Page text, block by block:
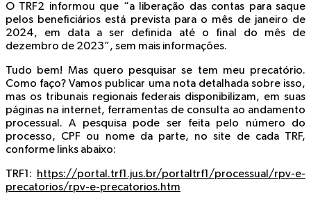
O TRF2 informou que “a liberação das contas para saque
pelos beneficiários está prevista para o mês de janeiro de
2024, em data a ser definida até o final do mês de
dezembro de 2023”, sem mais informações.
Tudo bem! Mas quero pesquisar se tem meu precatório.
Como faço? Vamos publicar uma nota detalhada sobre isso,
mas os tribunais regionais federais disponibilizam, em suas
páginas na internet, ferramentas de consulta ao andamento
processual. A pesquisa pode ser feita pelo número do
processo, CPF ou nome da parte, no site de cada TRF,
conforme links abaixo:
TRF1:
https://portal.trf1.jus.br/portaltrf1/processual/rpv-e-
precatorios/rpv-e-precatorios.htm